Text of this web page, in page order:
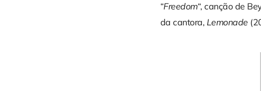
“Freedom“, canção de
da cantora, Lemonade